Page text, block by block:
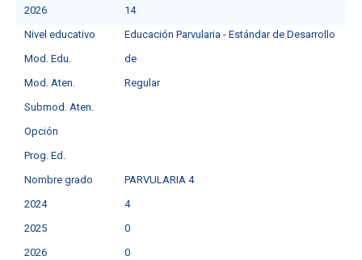
2026
14
Nivel educativo
Educación Parvularia - Estándar de Desarrollo
Mod. Edu.
de
Mod. Aten.
Regular
Submod. Aten.
Opción
Prog. Ed.
Nombre grado
PARVULARIA 4
2024
4
2025
0
2026
0